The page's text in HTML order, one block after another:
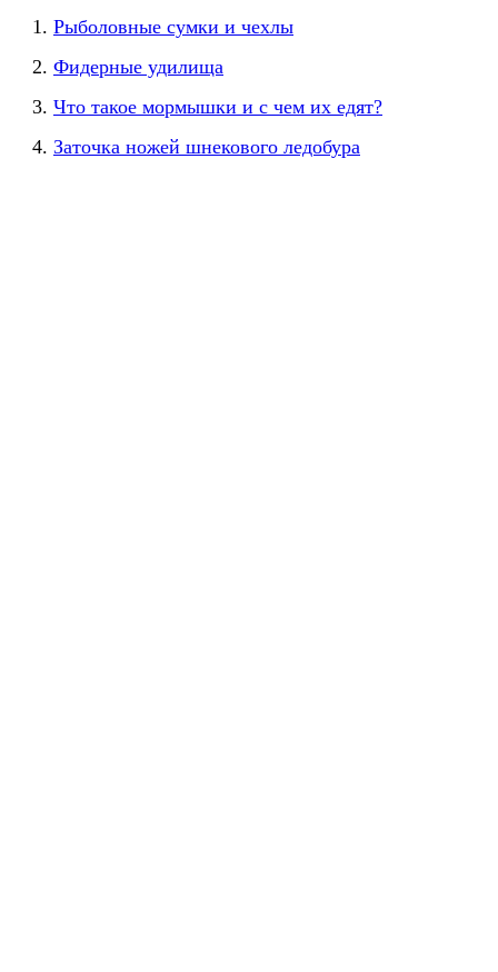
Рыболовные сумки и чехлы
Фидерные удилища
Что такое мормышки и с чем их едят?
Заточка ножей шнекового ледобура